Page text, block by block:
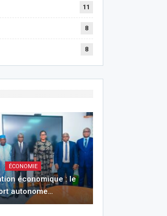
11
8
8
ÉCONOMIE
économique : le
autonome…